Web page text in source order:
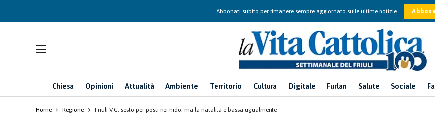
Abbonati subito per rimanere sempre aggiornato sulle ultime notizie
Chiesa Opinioni Attualità Ambiente Territorio Cultura Digitale Furlan Salute Sociale
Home Regione Friuli-V.G. sesto per posti nei nido, ma la natalità è bassa ugualmente